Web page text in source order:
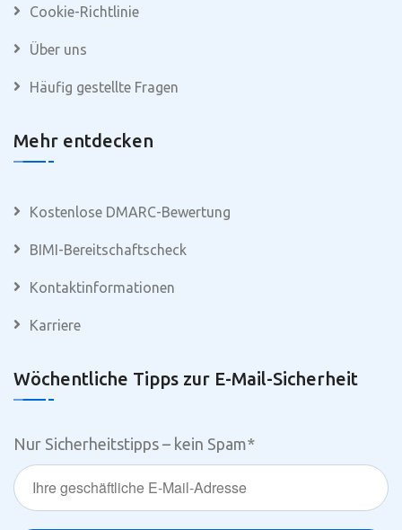
Cookie-Richtlinie
Über uns
Häufig gestellte Fragen
Mehr entdecken
Kostenlose DMARC-Bewertung
BIMI-Bereitschaftscheck
Kontaktinformationen
Karriere
Wöchentliche Tipps zur E-Mail-Sicherheit
Nur Sicherheitstipps – kein Spam*